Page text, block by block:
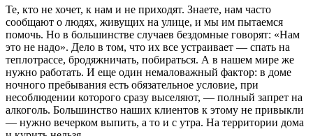
Те, кто не хочет, к нам и не приходят. Знаете, нам часто
сообщают о людях, живущих на улице, и мы им пытаемся
помочь. Но в большинстве случаев бездомные говорят: «Нам
это не надо». Дело в том, что их все устраивает — спать на
теплотрассе, бродяжничать, побираться. А в нашем мире же
нужно работать. И еще один немаловажный фактор: в доме
ночного пребывания есть обязательное условие, при
несоблюдении которого сразу выселяют, — полный запрет на
алкоголь. Большинство наших клиентов к этому не привыкли
— нужно вечерком выпить, а то и с утра. На территории дома